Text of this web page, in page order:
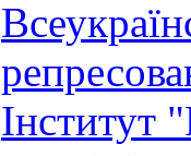
Інститут